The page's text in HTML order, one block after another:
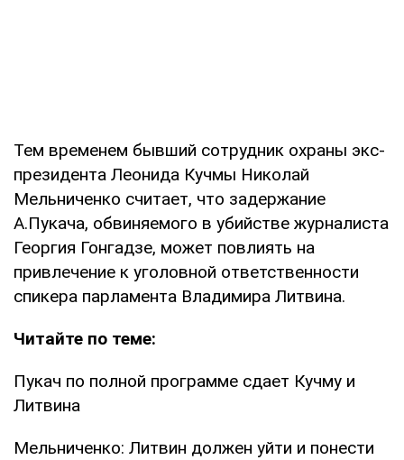
Тем временем бывший сотрудник охраны экс-
президента Леонида Кучмы Николай
Мельниченко считает, что задержание
А.Пукача, обвиняемого в убийстве журналиста
Георгия Гонгадзе, может повлиять на
привлечение к уголовной ответственности
спикера парламента Владимира Литвина.
Читайте по теме:
Пукач по полной программе сдает Кучму и
Литвина
Мельниченко: Литвин должен уйти и понести